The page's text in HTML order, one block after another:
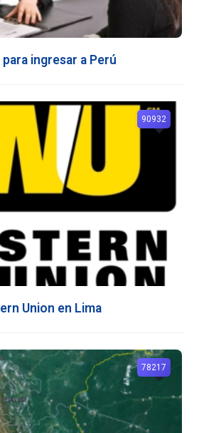
ingresar a Perú
Union en Lima
90932
78217